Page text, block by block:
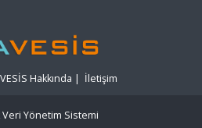
Hakkında | İletişim
Yönetim Sistemi